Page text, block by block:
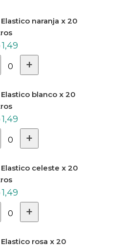
naranja x 20
1,49
0 +
Elastico blanco x 20
1,49
0 +
Elastico celeste x 20
1,49
0 +
rosa x 20